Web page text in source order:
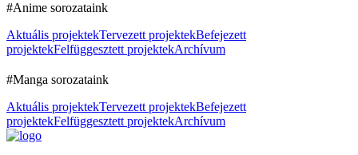
#Anime sorozataink
Aktuális projektekTervezett projektekBefejezett
projektekFelfüggesztett projektekArchívum
#Manga sorozataink
Aktuális projektekTervezett projektekBefejezett
projektekFelfüggesztett projektekArchívum